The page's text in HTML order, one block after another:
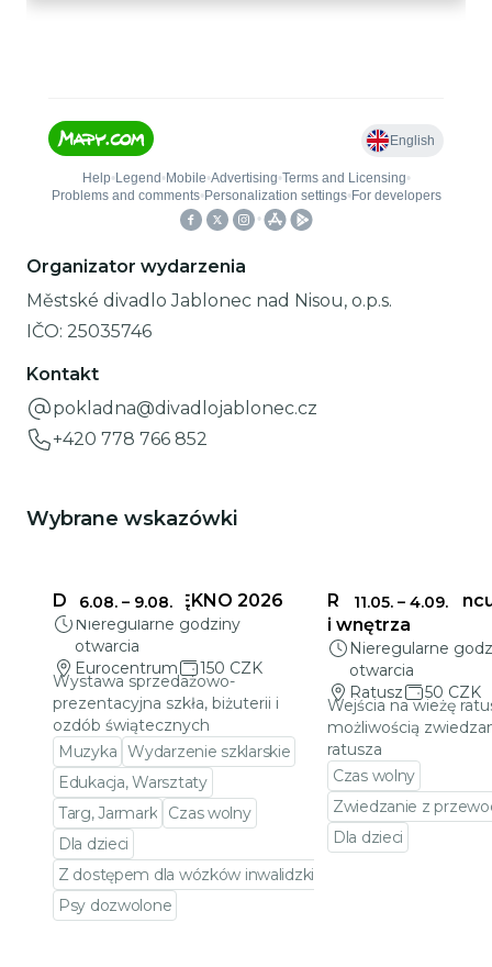
Organizator wydarzenia
Městské divadlo Jablonec nad Nisou, o.p.s.
IČO: 25035746
Kontakt
pokladna@divadlojablonec.cz
+420 778 766 852
Wybrane wskazówki
6.08. – 9.08.
DELIKATNE PIĘKNO 2026
Nieregularne godziny
otwarcia
Eurocentrum
150 CZK
Wystawa sprzedażowo-
prezentacyjna szkła, biżuterii i
ozdób świątecznych
Muzyka Wydarzenie szklarskie
Edukacja, Warsztaty
Targ, Jarmark
Czas wolny
Dla dzieci
Z dostępem dla wózków inwalidzkich
Psy dozwolone
11.05. – 4.09.
Ratusz w
i wnętrza
Nieregularne
otwarcia
Ratusz
50 CZK
Wejścia na wieżę
możliwością
ratusza
Czas wolny
Zwiedzanie z
Dla dzieci